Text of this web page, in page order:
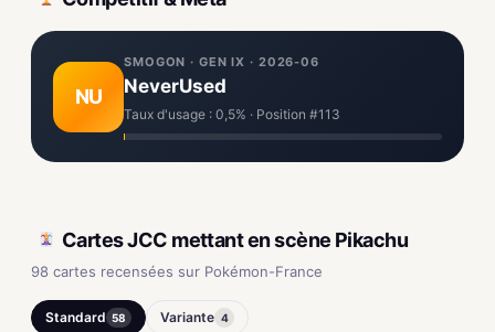
NU
SMOGON · GEN IX · 2026-06
NeverUsed
Taux d'usage : 0,5% · Position #113
Cartes JCC mettant en scène Pikachu
98 cartes recensées sur Pokémon-France
Standard 58 Variante 4